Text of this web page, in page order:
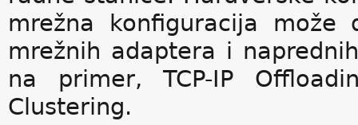
mrežna konfiguracija
mrežnih adaptera i
na primer, TCP-IP
Clustering.